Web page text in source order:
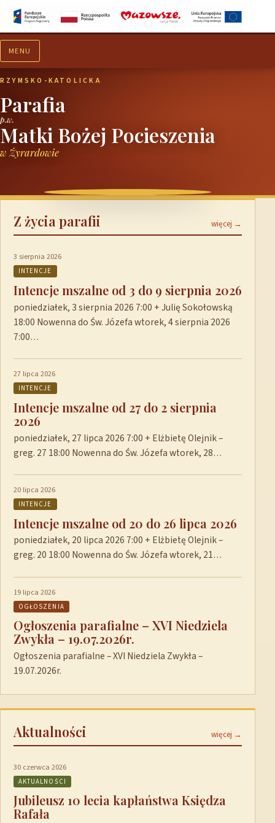
MENU
RZYMSKO-KATOLICKA
Parafia
p.w.
Matki Bożej Pocieszenia
w Żyrardowie
Z życia parafii więcej →
3 sierpnia 2026
INTENCJE
Intencje mszalne od 3 do 9 sierpnia 2026
poniedziałek, 3 sierpnia 2026 7:00 + Julię Sokołowską
18:00 Nowenna do Św. Józefa wtorek, 4 sierpnia 2026
7:00…
27 lipca 2026
INTENCJE
Intencje mszalne od 27 do 2 sierpnia
2026
poniedziałek, 27 lipca 2026 7:00 + Elżbietę Olejnik –
greg. 27 18:00 Nowenna do Św. Józefa wtorek, 28…
20 lipca 2026
INTENCJE
Intencje mszalne od 20 do 26 lipca 2026
poniedziałek, 20 lipca 2026 7:00 + Elżbietę Olejnik –
greg. 20 18:00 Nowenna do Św. Józefa wtorek, 21…
19 lipca 2026
OGŁOSZENIA
Ogłoszenia parafialne – XVI Niedziela
Zwykła – 19.07.2026r.
Ogłoszenia parafialne – XVI Niedziela Zwykła –
19.07.2026r.
Aktualności więcej →
30 czerwca 2026
AKTUALNOŚCI
Jubileusz 10 lecia kapłaństwa Księdza
Rafała